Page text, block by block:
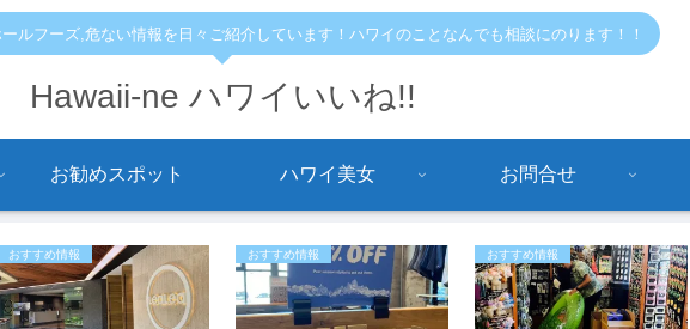
ルフーズ,危ない情報を日々ご紹介しています！ハワイのことなんでも相談にのります！！
Hawaii-ne ハワイいいね!!
お勧めスポット ハワイ美女 お問合せ
おすすめ情報 おすすめ情報 おすすめ情報